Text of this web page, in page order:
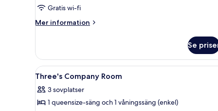
Gratis wi-fi
Mer information
Mer
King
Se
Öppna
alla
foton
för
Värdeförvaringsskåp på
5
Three's Company Room
3 sovplatser
1 queensize-säng och 1 våningssäng (enkel)